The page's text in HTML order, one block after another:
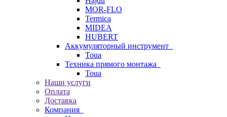
MOR-FLO
Termica
MIDEA
HUBERT
Аккумуляторный инструмент
Toua
Техника прямого монтажа
Toua
Наши услуги
Оплата
Доставка
Компания